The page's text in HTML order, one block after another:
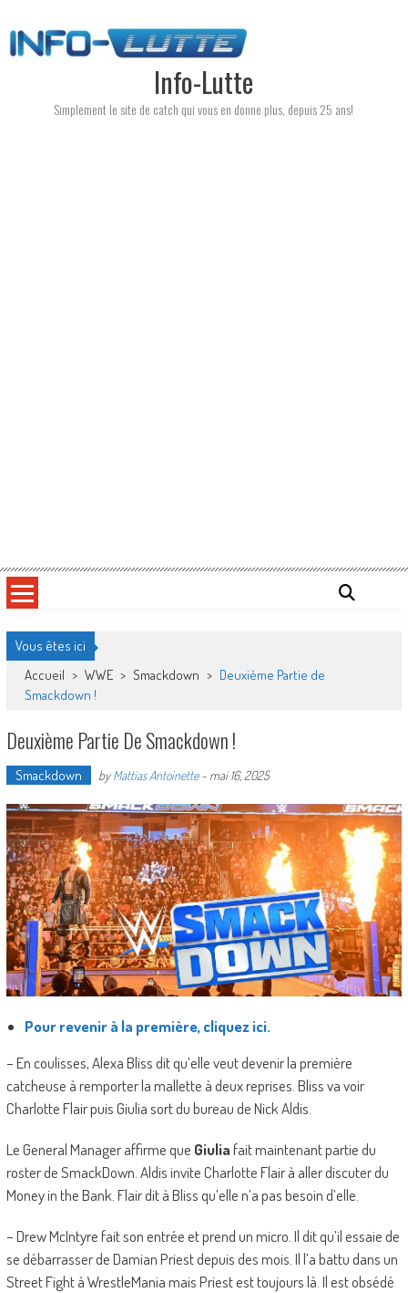
to
content
Info-Lutte
Simplement le site de catch qui vous en donne plus, depuis 25 ans!
Vous êtes ici
Accueil > WWE > Smackdown > Deuxième Partie de
Smackdown !
Deuxième Partie De Smackdown !
Smackdown byMattias Antoinette- mai 16, 2025
Pour revenir à la première, cliquez ici.
– En coulisses, Alexa Bliss dit qu’elle veut devenir la première
catcheuse à remporter la mallette à deux reprises. Bliss va voir
Charlotte Flair puis Giulia sort du bureau de Nick Aldis.
Le General Manager affirme que Giuliafait maintenant partie du
roster de SmackDown. Aldis invite Charlotte Flair à aller discuter du
Money in the Bank. Flair dit à Bliss qu’elle n’a pas besoin d’elle.
– Drew McIntyre fait son entrée et prend un micro. Il dit qu’il essaie de
se débarrasser de Damian Priest depuis des mois. Il l’a battu dans un
Street Fight à WrestleMania mais Priest est toujours là. Il est obsédé